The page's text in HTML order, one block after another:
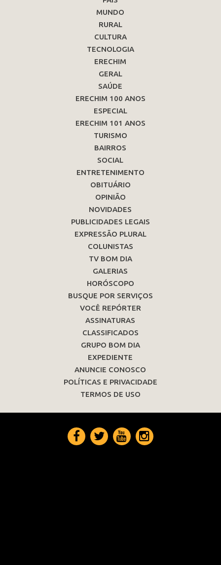
MUNDO
RURAL
CULTURA
TECNOLOGIA
ERECHIM
GERAL
SAÚDE
ERECHIM 100 ANOS
ESPECIAL
ERECHIM 101 ANOS
TURISMO
BAIRROS
SOCIAL
ENTRETENIMENTO
OBITUÁRIO
OPINIÃO
NOVIDADES
PUBLICIDADES LEGAIS
EXPRESSÃO PLURAL
COLUNISTAS
TV BOM DIA
GALERIAS
HORÓSCOPO
BUSQUE POR SERVIÇOS
VOCÊ REPÓRTER
ASSINATURAS
CLASSIFICADOS
GRUPO BOM DIA
EXPEDIENTE
ANUNCIE CONOSCO
POLÍTICAS E PRIVACIDADE
TERMOS DE USO